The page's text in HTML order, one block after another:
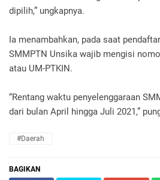
dipilih,” ungkapnya.
Ia menambahkan, pada saat
SMMPTN Unsika wajib mengisi
atau UM-PTKIN.
“Rentang waktu penyelenggaraan
dari bulan April hingga Juli 2021,”
#daerah
BAGIKAN